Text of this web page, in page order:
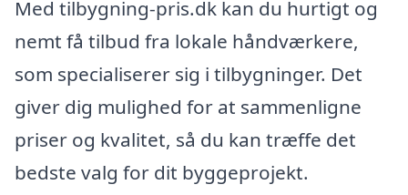
Med tilbygning-pris.dk kan du hurtigt og
nemt få tilbud fra lokale håndværkere,
som specialiserer sig i tilbygninger. Det
giver dig mulighed for at sammenligne
priser og kvalitet, så du kan træffe det
bedste valg for dit byggeprojekt.